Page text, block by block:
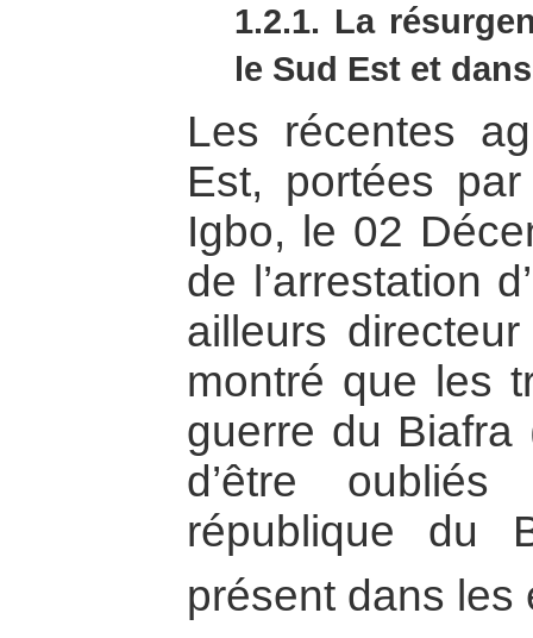
1.2.1. La
le Sud Est et
Les récentes
Est, portées
Igbo, le 02
de l’arrestation
ailleurs
montré que les
guerre du Biafra
d’être
république du
présent dans les